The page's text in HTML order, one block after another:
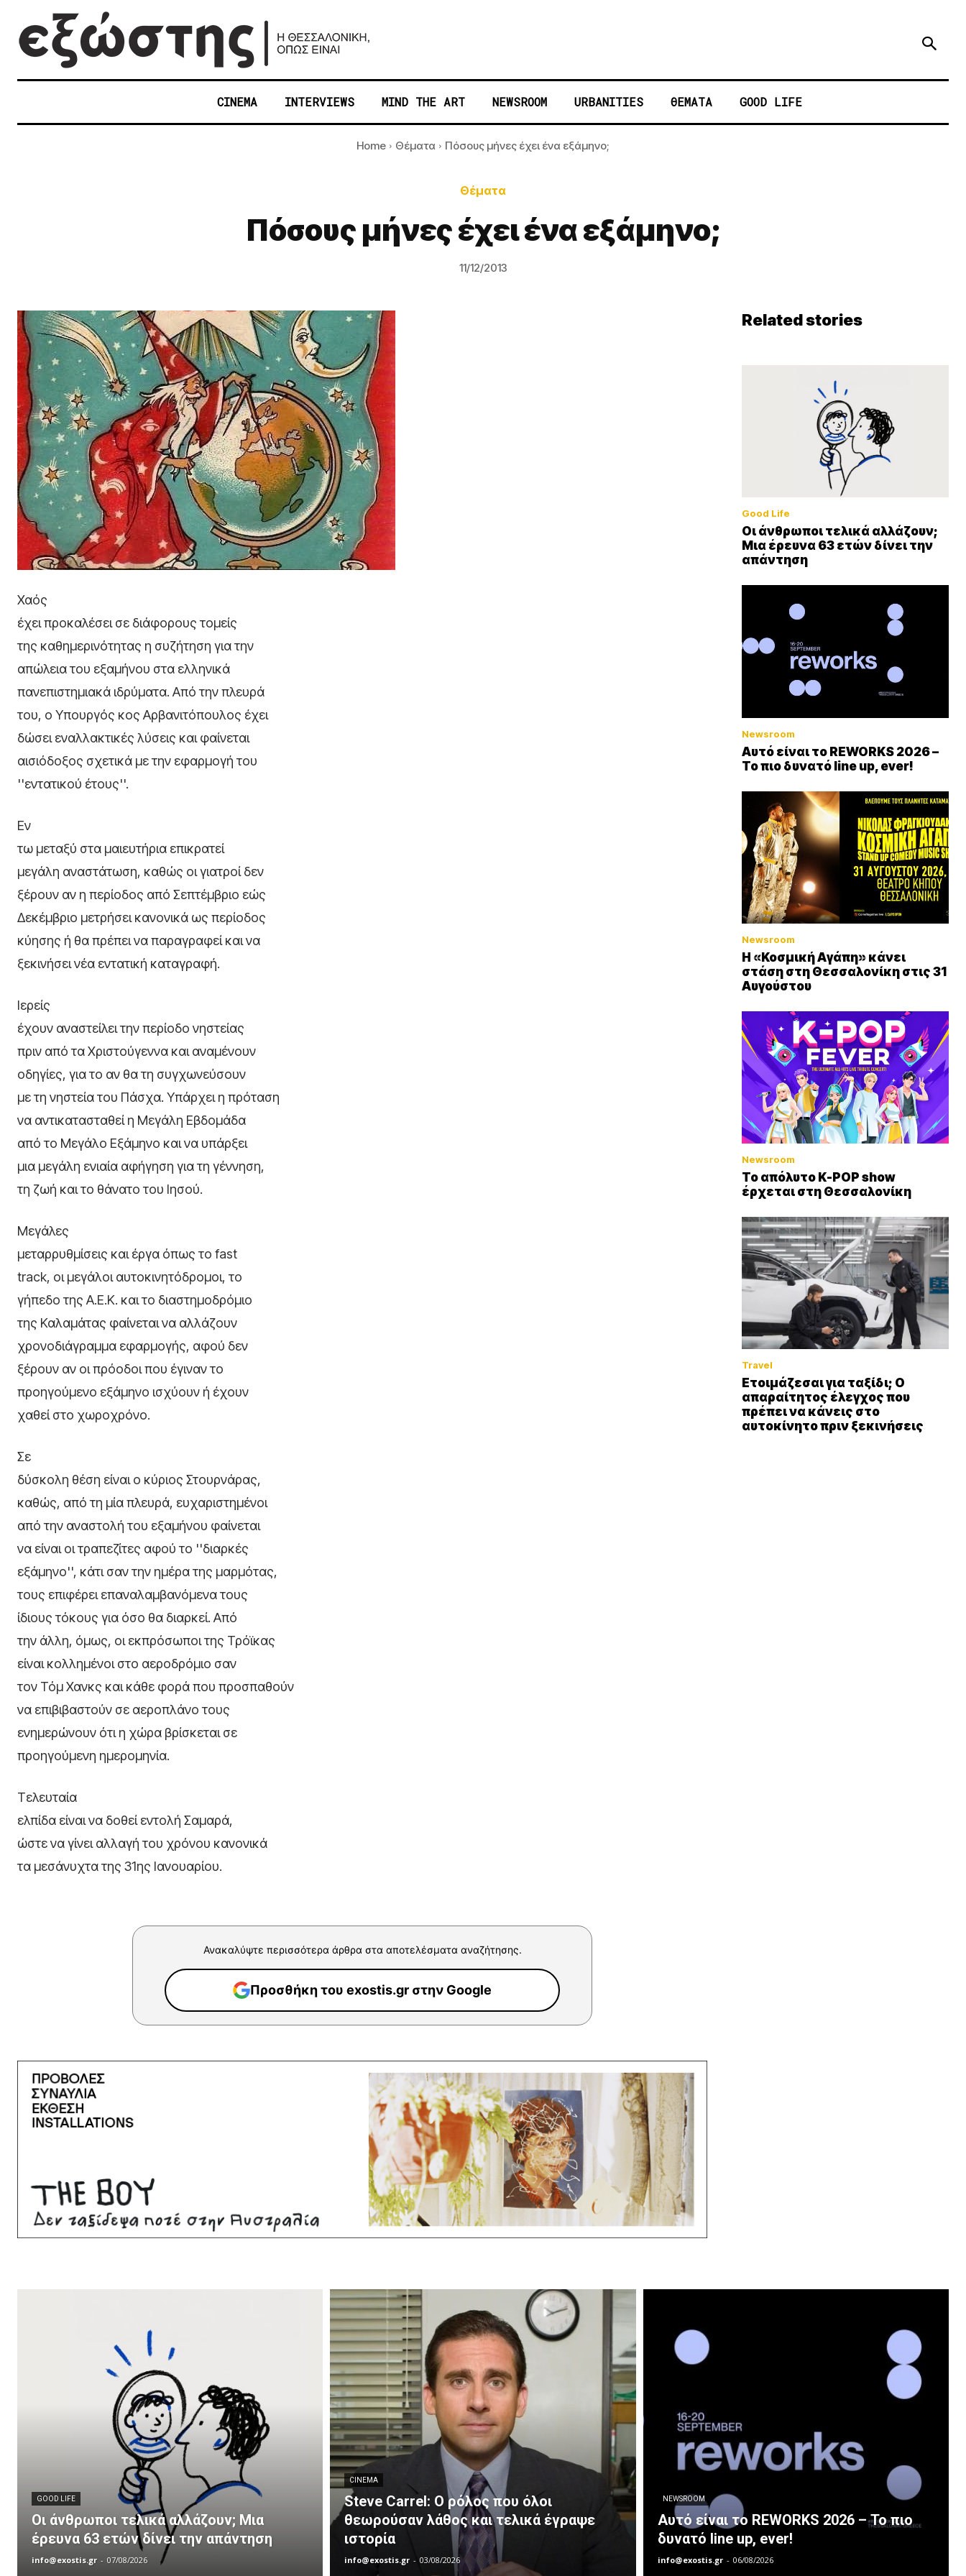
CINEMA INTERVIEWS MIND THE ART NEWSROOM URBANITIES ΘΕΜΑΤΑ GOOD LIFE
Home Θέματα Πόσους μήνες έχει ένα εξάμηνο;
Θέματα
Πόσους μήνες έχει ένα εξάμηνο;
11/12/2013
Χαός
έχει προκαλέσει σε διάφορους τομείς
της καθημερινότητας η συζήτηση για την
απώλεια του εξαμήνου στα ελληνικά
πανεπιστημιακά ιδρύματα. Από την πλευρά
του, ο Υπουργός κος Αρβανιτόπουλος έχει
δώσει εναλλακτικές λύσεις και φαίνεται
αισιόδοξος σχετικά με την εφαρμογή του
''εντατικού έτους''.
Εν
τω μεταξύ στα μαιευτήρια επικρατεί
μεγάλη αναστάτωση, καθώς οι γιατροί δεν
ξέρουν αν η περίοδος από Σεπτέμβριο εώς
Δεκέμβριο μετρήσει κανονικά ως περίοδος
κύησης ή θα πρέπει να παραγραφεί και να
ξεκινήσει νέα εντατική καταγραφή.
Ιερείς
έχουν αναστείλει την περίοδο νηστείας
πριν από τα Χριστούγεννα και αναμένουν
οδηγίες, για το αν θα τη συγχωνεύσουν
με τη νηστεία του Πάσχα. Υπάρχει η πρόταση
να αντικατασταθεί η Μεγάλη Εβδομάδα
από το Μεγάλο Εξάμηνο και να υπάρξει
μια μεγάλη ενιαία αφήγηση για τη γέννηση,
τη ζωή και το θάνατο του Ιησού.
Μεγάλες
μεταρρυθμίσεις και έργα όπως το fast
track, οι μεγάλοι αυτοκινητόδρομοι, το
γήπεδο της Α.Ε.Κ. και το διαστημοδρόμιο
της Καλαμάτας φαίνεται να αλλάζουν
χρονοδιάγραμμα εφαρμογής, αφού δεν
ξέρουν αν οι πρόοδοι που έγιναν το
προηγούμενο εξάμηνο ισχύουν ή έχουν
χαθεί στο χωροχρόνο.
Σε
δύσκολη θέση είναι ο κύριος Στουρνάρας,
καθώς, από τη μία πλευρά, ευχαριστημένοι
από την αναστολή του εξαμήνου φαίνεται
να είναι οι τραπεζίτες αφού το ''διαρκές
εξάμηνο'', κάτι σαν την ημέρα της μαρμότας,
τους επιφέρει επαναλαμβανόμενα τους
ίδιους τόκους για όσο θα διαρκεί. Από
την άλλη, όμως, οι εκπρόσωποι της Τρόϊκας
είναι κολλημένοι στο αεροδρόμιο σαν
τον Τόμ Χανκς και κάθε φορά που προσπαθούν
να επιβιβαστούν σε αεροπλάνο τους
ενημερώνουν ότι η χώρα βρίσκεται σε
προηγούμενη ημερομηνία.
Τελευταία
ελπίδα είναι να δοθεί εντολή Σαμαρά,
ώστε να γίνει αλλαγή του χρόνου κανονικά
τα μεσάνυχτα της 31ης Ιανουαρίου.
Ανακαλύψτε περισσότερα άρθρα στα αποτελέσματα αναζήτησης.
Προσθήκη του exostis.gr στην Google
Related stories
Good Life
Οι άνθρωποι τελικά αλλάζουν;
Μια έρευνα 63 ετών δίνει την
απάντηση
Newsroom
Αυτό είναι το REWORKS 2026 –
Το πιο δυνατό line up, ever!
Newsroom
Η «Κοσμική Αγάπη» κάνει
στάση στη Θεσσαλονίκη στις 31
Αυγούστου
Newsroom
Το απόλυτο K-POP show
έρχεται στη Θεσσαλονίκη
Travel
Ετοιμάζεσαι για ταξίδι; Ο
απαραίτητος έλεγχος που
πρέπει να κάνεις στο
αυτοκίνητο πριν ξεκινήσεις
GOOD LIFE
Οι άνθρωποι τελικά αλλάζουν; Μια
έρευνα 63 ετών δίνει την απάντηση
info@exostis.gr - 07/08/2026
CINEMA
Steve Carrel: Ο ρόλος που όλοι
θεωρούσαν λάθος και τελικά έγραψε
ιστορία
info@exostis.gr - 03/08/2026
NEWSROOM
Αυτό είναι το REWORKS 2026 – Το πιο
δυνατό line up, ever!
info@exostis.gr - 06/08/2026